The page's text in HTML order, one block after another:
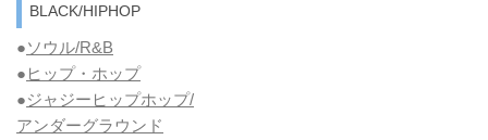
BLACK/HIPHOP
●ソウル/R&B
● ヒップ・ホップ
●ジャジーヒップホップ/
アンダーグラウンド